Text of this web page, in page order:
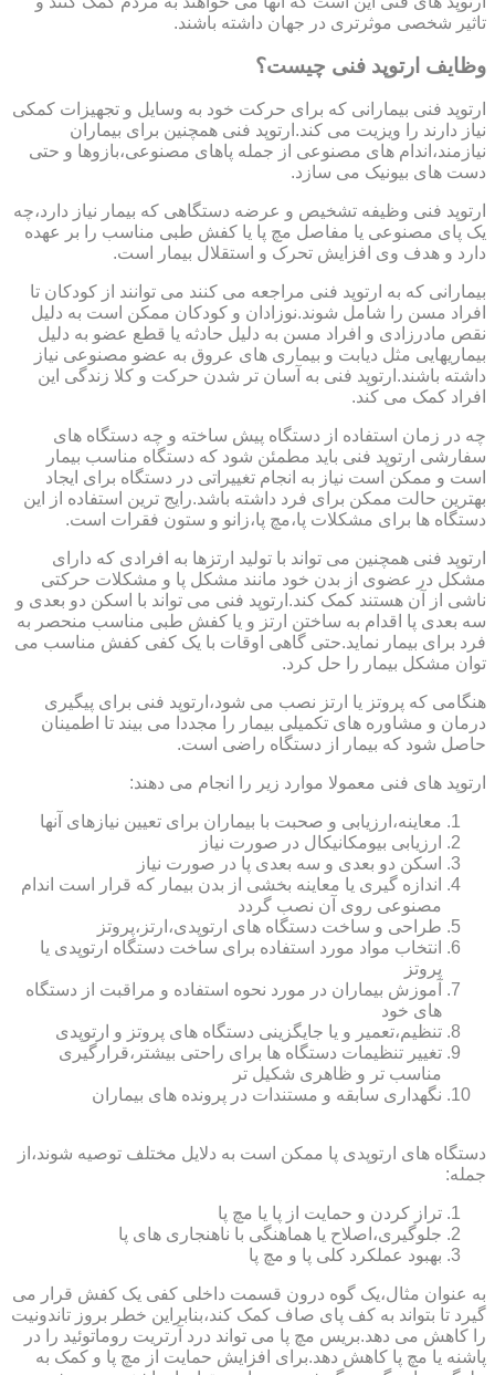
تاثیر شخصی موثرتری در جهان داشته باشند.
وظایف ارتوپد فنی چیست؟
ارتوپد فنی بیمارانی که برای حرکت خود به وسایل و تجهیزات کمکی
نیاز دارند را ویزیت می کند.ارتوپد فنی همچنین برای بیماران
نیازمند،اندام های مصنوعی از جمله پاهای مصنوعی،بازوها و حتی
دست های بیونیک می سازد.
ارتوپد فنی وظیفه تشخیص و عرضه دستگاهی که بیمار نیاز دارد،چه
یک پای مصنوعی یا مفاصل مچ پا یا کفش طبی مناسب را بر عهده
دارد و هدف وی افزایش تحرک و استقلال بیمار است.
بیمارانی که به ارتوپد فنی مراجعه می کنند می توانند از کودکان تا
افراد مسن را شامل شوند.نوزادان و کودکان ممکن است به دلیل
نقص مادرزادی و افراد مسن به دلیل حادثه یا قطع عضو به دلیل
بیماریهایی مثل دیابت و بیماری های عروق به عضو مصنوعی نیاز
داشته باشند.ارتوپد فنی به آسان تر شدن حرکت و کلا زندگی این
افراد کمک می کند.
چه در زمان استفاده از دستگاه پیش ساخته و چه دستگاه های
سفارشی ارتوپد فنی باید مطمئن شود که دستگاه مناسب بیمار
است و ممکن است نیاز به انجام تغییراتی در دستگاه برای ایجاد
بهترین حالت ممکن برای فرد داشته باشد.رایج ترین استفاده از این
دستگاه ها برای مشکلات پا،مچ پا،زانو و ستون فقرات است.
ارتوپد فنی همچنین می تواند با تولید ارتزها به افرادی که دارای
مشکل در عضوی از بدن خود مانند مشکل پا و مشکلات حرکتی
ناشی از آن هستند کمک کند.ارتوپد فنی می تواند با اسکن دو بعدی و
سه بعدی پا اقدام به ساختن ارتز و یا کفش طبی مناسب منحصر به
فرد برای بیمار نماید.حتی گاهی اوقات با یک کفی کفش مناسب می
توان مشکل بیمار را حل کرد.
هنگامی که پروتز یا ارتز نصب می شود،ارتوپد فنی برای پیگیری
درمان و مشاوره های تکمیلی بیمار را مجددا می بیند تا اطمینان
حاصل شود که بیمار از دستگاه راضی است.
ارتوپد های فنی معمولا موارد زیر را انجام می دهند:
معاینه،ارزیابی و صحبت با بیماران برای تعیین نیازهای آنها
ارزیابی بیومکانیکال در صورت نیاز
اسکن دو بعدی و سه بعدی پا در صورت نیاز
اندازه گیری یا معاینه بخشی از بدن بیمار که قرار است اندام
مصنوعی روی آن نصب گردد
طراحی و ساخت دستگاه های ارتوپدی،ارتز،پروتز
انتخاب مواد مورد استفاده برای ساخت دستگاه ارتوپدی یا
پروتز
آموزش بیماران در مورد نحوه استفاده و مراقبت از دستگاه
های خود
تنظیم،تعمیر و یا جایگزینی دستگاه های پروتز و ارتوپدی
تغییر تنظیمات دستگاه ها برای راحتی بیشتر،قرارگیری
مناسب تر و ظاهری شکیل تر
نگهداری سابقه و مستندات در پرونده های بیماران
دستگاه های ارتوپدی پا ممکن است به دلایل مختلف توصیه شوند،از
جمله:
تراز کردن و حمایت از پا یا مچ پا
جلوگیری،اصلاح یا هماهنگی با ناهنجاری های پا
بهبود عملکرد کلی پا و مچ پا
به عنوان مثال،یک گوه درون قسمت داخلی کفی یک کفش قرار می
گیرد تا بتواند به کف پای صاف کمک کند،بنابراین خطر بروز تاندونیت
را کاهش می دهد.بریس مچ پا می تواند درد آرتریت روماتوئید را در
پاشنه یا مچ پا کاهش دهد.برای افزایش حمایت از مچ پا و کمک به